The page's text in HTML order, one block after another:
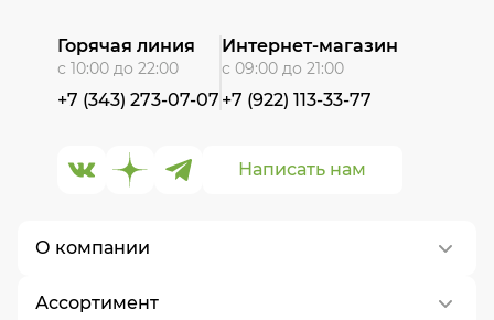
О компании
О нас
Ассортимент
Написать нам
Горячая линия
с 10:00 до 22:00
+7 (343) 273-07-07
Интернет-магазин
с 09:00 до 21:00
+7 (922) 113-33-77